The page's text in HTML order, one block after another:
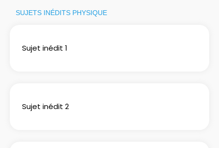
SUJETS INÉDITS PHYSIQUE
Sujet inédit 1
Sujet inédit 2